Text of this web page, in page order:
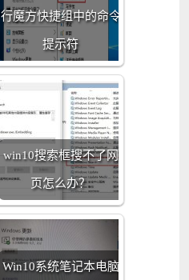
行魔方快捷组中的命令
提示符
win10搜索框搜不了网
页怎么办？
Win10系统笔记本电脑